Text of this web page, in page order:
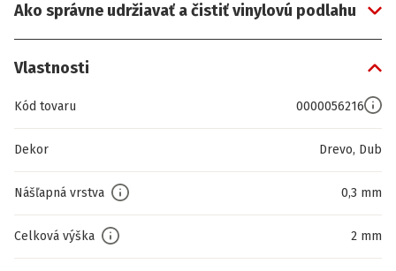
Ako správne udržiavať a čistiť vinylovú podlahu
Vlastnosti
Kód tovaru 0000056216
Dekor Drevo, Dub
Nášľapná vrstva 0,3 mm
Celková výška 2 mm